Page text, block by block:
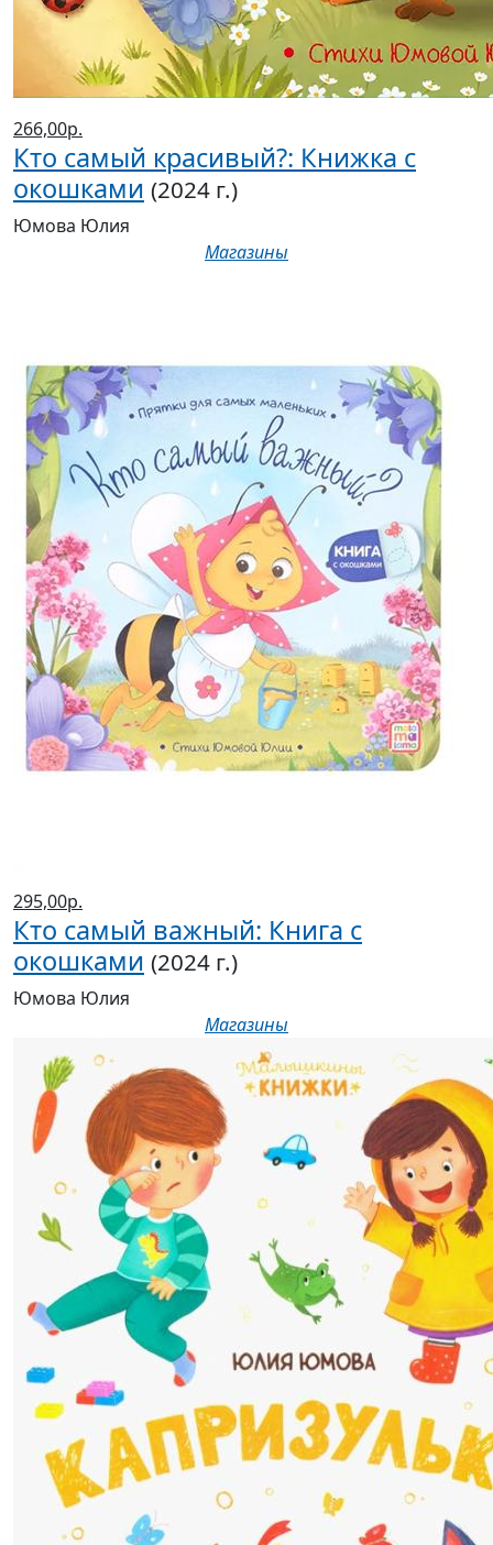
266,00р.
Кто самый красивый?: Книжка с
окошками (2024 г.)
Юмова Юлия
Магазины
295,00р.
Кто самый важный: Книга с
окошками (2024 г.)
Юмова Юлия
Магазины